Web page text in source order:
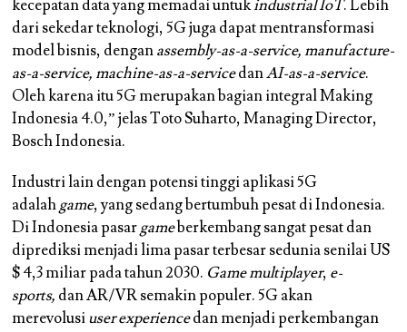
kecepatan data yang memadai untukindustrial IoT. Lebih
dari sekedar teknologi, 5G juga dapat mentransformasi
model bisnis, denganassembly-as-a-service, manufacture-
as-a-service, machine-as-a-servicedanAI-as-a-service.
Oleh karena itu 5G merupakan bagian integral Making
Indonesia 4.0,” jelas Toto Suharto, Managing Director,
Bosch Indonesia.
Industri lain dengan potensi tinggi aplikasi 5G
adalahgame, yang sedang bertumbuh pesat di Indonesia.
Di Indonesia pasargameberkembang sangat pesat dan
diprediksi menjadi lima pasar terbesar sedunia senilai US
$ 4,3 miliar pada tahun 2030. Game multiplayer, e-
sports, dan AR/VR semakin populer. 5G akan
merevolusiuser experiencedan menjadi perkembangan